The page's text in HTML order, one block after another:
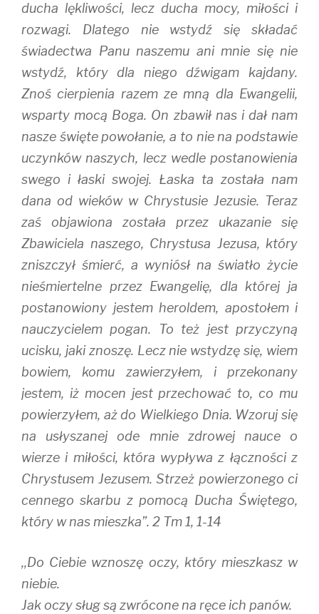
ducha lękliwości, lecz ducha mocy, miłości i
rozwagi. Dlatego nie wstydź się składać
świadectwa Panu naszemu ani mnie się nie
wstydź, który dla niego dźwigam kajdany.
Znoś cierpienia razem ze mną dla Ewangelii,
wsparty mocą Boga. On zbawił nas i dał nam
nasze święte powołanie, a to nie na podstawie
uczynków naszych, lecz wedle postanowienia
swego i łaski swojej. Łaska ta została nam
dana od wieków w Chrystusie Jezusie. Teraz
zaś objawiona została przez ukazanie się
Zbawiciela naszego, Chrystusa Jezusa, który
zniszczył śmierć, a wyniósł na światło życie
nieśmiertelne przez Ewangelię, dla której ja
postanowiony jestem heroldem, apostołem i
nauczycielem pogan. To też jest przyczyną
ucisku, jaki znoszę. Lecz nie wstydzę się, wiem
bowiem, komu zawierzyłem, i przekonany
jestem, iż mocen jest przechować to, co mu
powierzyłem, aż do Wielkiego Dnia. Wzoruj się
na usłyszanej ode mnie zdrowej nauce o
wierze i miłości, która wypływa z łączności z
Chrystusem Jezusem. Strzeż powierzonego ci
cennego skarbu z pomocą Ducha Świętego,
który w nas mieszka”. 2 Tm 1, 1-14
,,Do Ciebie wznoszę oczy, który mieszkasz w
niebie.
Jak oczy sług są zwrócone na ręce ich panów.